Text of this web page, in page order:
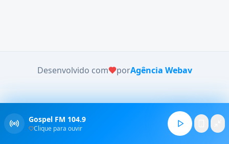
Desenvolvido com porAgência Webav
Gospel FM 104.9
Clique para ouvir